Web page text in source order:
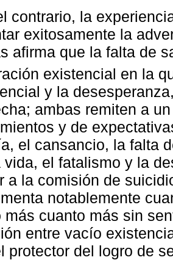
contrario, la
exitosamente la
afirma que la falta de
existencial en la
y la
ambas remiten a
y de
el cansancio, la falta
vida, el fatalismo y la
a la comisión de
notablemente
más cuanto más sin
entre vacío
protector del logro de